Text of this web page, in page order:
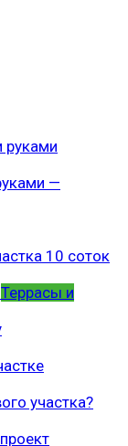
—
10 соток
Террасы и
участка?